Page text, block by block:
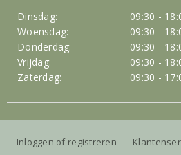
Dinsdag:
09:30 -
Woensdag:
09:30 -
Donderdag:
09:30 -
Vrijdag:
09:30 -
Zaterdag:
09:30 -
Inloggen of registreren